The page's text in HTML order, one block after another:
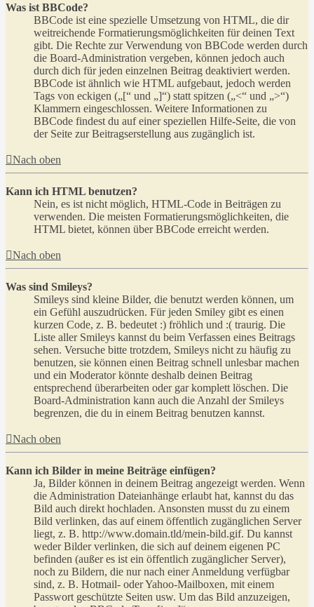
Was ist BBCode?
BBCode ist eine spezielle Umsetzung von HTML, die dir
weitreichende Formatierungsmöglichkeiten für deinen Text
gibt. Die Rechte zur Verwendung von BBCode werden durch
die Board-Administration vergeben, können jedoch auch
durch dich für jeden einzelnen Beitrag deaktiviert werden.
BBCode ist ähnlich wie HTML aufgebaut, jedoch werden
Tags von eckigen („[“ und „]“) statt spitzen („<“ und „>“)
Klammern eingeschlossen. Weitere Informationen zu
BBCode findest du auf einer speziellen Hilfe-Seite, die von
der Seite zur Beitragserstellung aus zugänglich ist.
Nach oben
Kann ich HTML benutzen?
Nein, es ist nicht möglich, HTML-Code in Beiträgen zu
verwenden. Die meisten Formatierungsmöglichkeiten, die
HTML bietet, können über BBCode erreicht werden.
Nach oben
Was sind Smileys?
Smileys sind kleine Bilder, die benutzt werden können, um
ein Gefühl auszudrücken. Für jeden Smiley gibt es einen
kurzen Code, z. B. bedeutet :) fröhlich und :( traurig. Die
Liste aller Smileys kannst du beim Verfassen eines Beitrags
sehen. Versuche bitte trotzdem, Smileys nicht zu häufig zu
benutzen, sie können einen Beitrag schnell unlesbar machen
und ein Moderator könnte deshalb deinen Beitrag
entsprechend überarbeiten oder gar komplett löschen. Die
Board-Administration kann auch die Anzahl der Smileys
begrenzen, die du in einem Beitrag benutzen kannst.
Nach oben
Kann ich Bilder in meine Beiträge einfügen?
Ja, Bilder können in deinem Beitrag angezeigt werden. Wenn
die Administration Dateianhänge erlaubt hat, kannst du das
Bild auch direkt hochladen. Ansonsten musst du zu einem
Bild verlinken, das auf einem öffentlich zugänglichen Server
liegt, z. B. http://www.domain.tld/mein-bild.gif. Du kannst
weder Bilder verlinken, die sich auf deinem eigenen PC
befinden (außer es ist ein öffentlich zugänglicher Server),
noch zu Bildern, die nur nach einer Anmeldung verfügbar
sind, z. B. Hotmail- oder Yahoo-Mailboxen, mit einem
Passwort geschützte Seiten usw. Um das Bild anzuzeigen,